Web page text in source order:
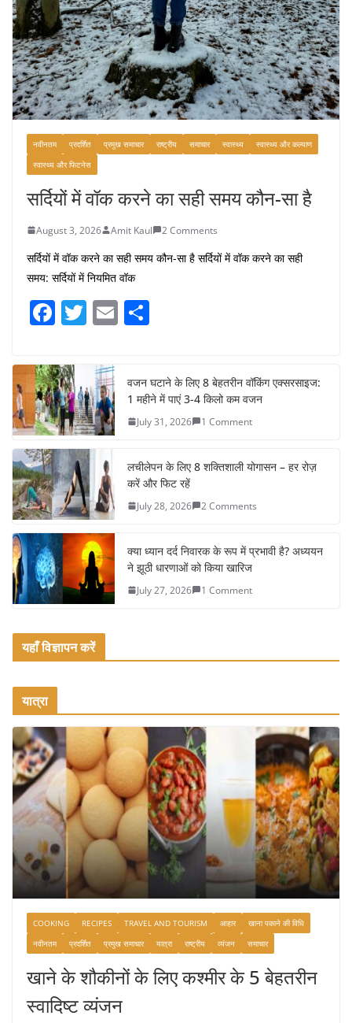
नवीनतम प्रदर्शित प्रमुख समाचार राष्ट्रीय समाचार स्वास्थ्य
स्वास्थ्य और कल्याण
स्वास्थ्य और फिटनेस
सर्दियों में वॉक करने का सही समय कौन-सा है
August 3, 2026 Amit Kaul 2 Comments
सर्दियों में वॉक करने का सही समय कौन-सा है सर्दियों में वॉक करने का सही
समय: सर्दियों में नियमित वॉक
F
c
e
b
o
o
k
T
itt
er
E
e
वजन घटाने के लिए 8 बेहतरीन वॉकिंग एक्सरसाइज:
1 महीने में पाएं 3-4 किलो कम वजन
July 31, 2026 1 Comment
लचीलेपन के लिए 8 शक्तिशाली योगासन – हर रोज़
करें और फिट रहें
July 28, 2026 2 Comments
क्या ध्यान दर्द निवारक के रूप में प्रभावी है? अध्ययन
ने झूठी धारणाओं को किया खारिज
July 27, 2026 1 Comment
यहाँ विज्ञापन करें
यात्रा
COOKING RECIPES TRAVEL AND TOURISM आहार
खाना पकाने की विधि
नवीनतम
प्रदर्शित प्रमुख समाचार यात्रा राष्ट्रीय व्यंजन समाचार
खाने के शौकीनों के लिए कश्मीर के 5 बेहतरीन
स्वादिष्ट व्यंजन